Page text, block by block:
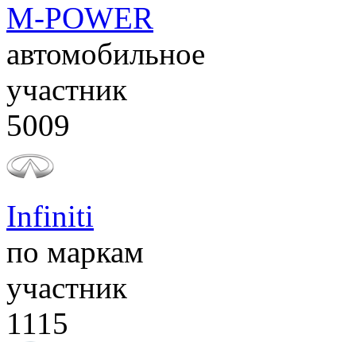
M-POWER
автомобильное
участник
5009
Infiniti
по маркам
участник
1115